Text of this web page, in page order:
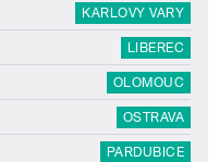
KARLOVY VARY
LIBEREC
OLOMOUC
OSTRAVA
PARDUBICE